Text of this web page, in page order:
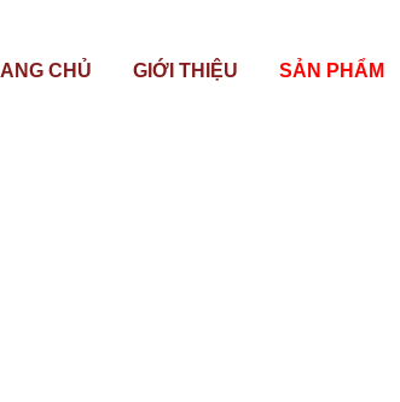
CHỦ GIỚI THIỆU SẢN PHẨM